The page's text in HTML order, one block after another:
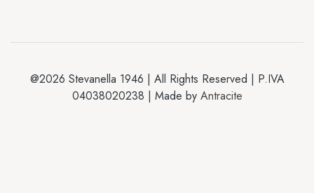
@2026 Stevanella 1946 | All Rights Reserved | P.IVA
04038020238 | Made by Antracite